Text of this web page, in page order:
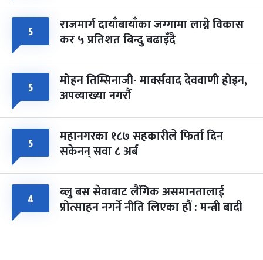
५ राजमार्ग दायाँबायाँका जग्गामा लाग्ने विकास
कर ५ प्रतिशत बिन्दु बढाइँदै
५ मोहन तिम्सिनाजी- मार्क्सवाद देववाणी होइन,
अपव्याख्या नगरौं
५ महानगरका १८७ सहकारीले फिर्ता दिन
सकेनन् सवा ८ अर्ब
४ ब्लु बस सेवाबाट लैंगिक असमानतालाई
प्रोत्साहन नगर्ने नीति लिएका हौं : मन्त्री बादी